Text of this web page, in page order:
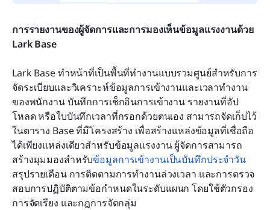
การรายงานของผู้จัดการและการมองเห็นข้อมูลแรงงานด้วย
Lark Base
Lark Base ทำหน้าที่เป็นพื้นที่ทำงานแบบรวมศูนย์สำหรับการ
จัดระเบียบและวิเคราะห์ข้อมูลการเข้างานและเวลาทำงาน
ของพนักงาน บันทึกการเช็กอินการเข้างาน รายงานที่อัป
โหลด หรือใบบันทึกเวลาที่กรอกด้วยตนเอง สามารถจัดเก็บไว้
ในตาราง Base ที่มีโครงสร้าง เพื่อสร้างแหล่งข้อมูลที่เชื่อถือ
ได้เพียงแหล่งเดียวสำหรับข้อมูลแรงงาน ผู้จัดการสามารถ
สร้างมุมมองสำหรับข้อมูลการเข้างานเป็นบันทึกประจำวัน
สรุปรายเดือน การติดตามการทำงานล่วงเวลา และการตรวจ
สอบการปฏิบัติตามข้อกำหนดในระดับแผนก โดยใช้ตัวกรอง
การจัดเรียง และกฎการจัดกลุ่ม